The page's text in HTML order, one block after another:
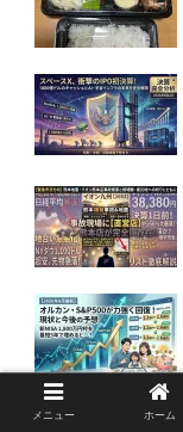
メニュー ホーム